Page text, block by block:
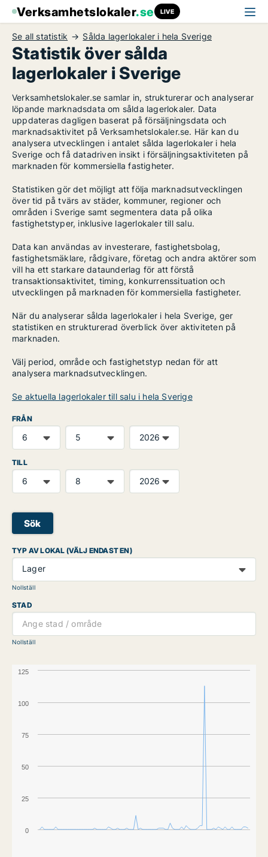
Verksamhetslokaler.se LIVE
Se all statistik Sålda lagerlokaler i hela Sverige
Statistik över sålda
lagerlokaler i Sverige
Verksamhetslokaler.se samlar in, strukturerar och analyserar
löpande marknadsdata om sålda lagerlokaler. Data
uppdateras dagligen baserat på försäljningsdata och
marknadsaktivitet på Verksamhetslokaler.se. Här kan du
analysera utvecklingen i antalet sålda lagerlokaler i hela
Sverige och få datadriven insikt i försäljningsaktiviteten på
marknaden för kommersiella fastigheter.
Statistiken gör det möjligt att följa marknadsutvecklingen
över tid på tvärs av städer, kommuner, regioner och
områden i Sverige samt segmentera data på olika
fastighetstyper, inklusive lagerlokaler till salu.
Data kan användas av investerare, fastighetsbolag,
fastighetsmäklare, rådgivare, företag och andra aktörer som
vill ha ett starkare dataunderlag för att förstå
transaktionsaktivitet, timing, konkurrenssituation och
utvecklingen på marknaden för kommersiella fastigheter.
När du analyserar sålda lagerlokaler i hela Sverige, ger
statistiken en strukturerad överblick över aktiviteten på
marknaden.
Välj period, område och fastighetstyp nedan för att
analysera marknadsutvecklingen.
Se aktuella lagerlokaler till salu i hela Sverige
FRÅN
TILL
Sök
TYP AV LOKAL (VÄLJ ENDAST EN)
Lager
Nollställ
STAD
Nollställ
0
25
50
75
100
125